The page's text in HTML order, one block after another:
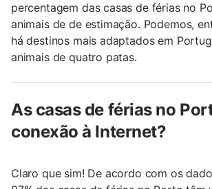
percentagem das casas de férias no
animais de de estimação. Podemos,
há destinos mais adaptados em
animais de quatro patas.
As casas de férias no
conexão à Internet?
Claro que sim! De acordo com os